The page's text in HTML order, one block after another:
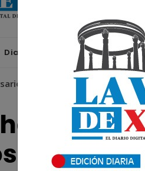
Diario Digital Opiniones
Niñez y
para